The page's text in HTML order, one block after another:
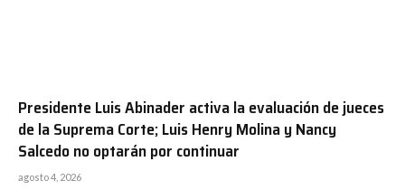
Presidente Luis Abinader activa la evaluación de jueces
de la Suprema Corte; Luis Henry Molina y Nancy
Salcedo no optarán por continuar
agosto 4, 2026